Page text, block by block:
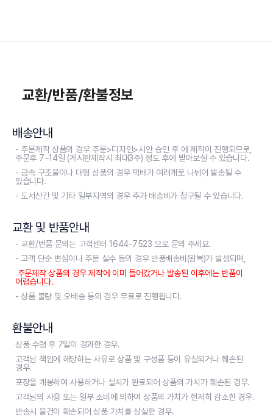
교환/반품/환불정보
배송안내
- 주문제작 상품의 경우 주문>디자인>시안 승인 후 에 제작이 진행되므로,
주문후 7~14일 (게시판제작시 최대3주) 정도 후에 받아보실 수 있습니다.
- 금속 구조물이나 대형 상품의 경우 택배가 여러개로 나뉘어 발송될 수
있습니다.
- 도서산간 및 기타 일부지역의 경우 추가 배송비가 청구될 수 있습니다.
교환 및 반품안내
- 교환/반품 문의는 고객센터 1644-7523 으로 문의 주세요.
- 고객 단순 변심이나 주문 실수 등의 경우 반품배송비(왕복)가 발생되며,
주문제작 상품의 경우 제작에 이미 들어갔거나 발송된 이후에는 반품이
어렵습니다.
- 상품 불량 및 오배송 등의 경우 무료로 진행됩니다.
환불안내
상품 수령 후 7일이 경과한 경우.
고객님 책임에 해당하는 사유로 상품 및 구성품 등이 유실되거나 훼손된
경우.
포장을 개봉하여 사용하거나 설치가 완료되어 상품의 가치가 훼손된 경우.
고객님의 사용 또는 일부 소비에 의하여 상품의 가치가 현저히 감소한 경우.
반송시 물건이 훼손되어 상품 가치를 상실한 경우.